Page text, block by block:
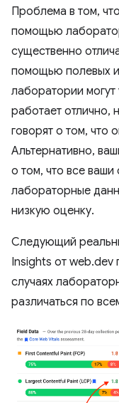
Проблема в том,
помощью
существенно
помощью полевых
лаборатории могут
работает отлично,
говорят о том, что
Альтернативно,
о том, что все
лабораторные
низкую оценку.
Следующий
Insights от web.dev
случаях
различаться по